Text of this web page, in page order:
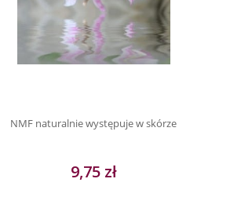
NMF naturalnie występuje w skórze
9,75 zł